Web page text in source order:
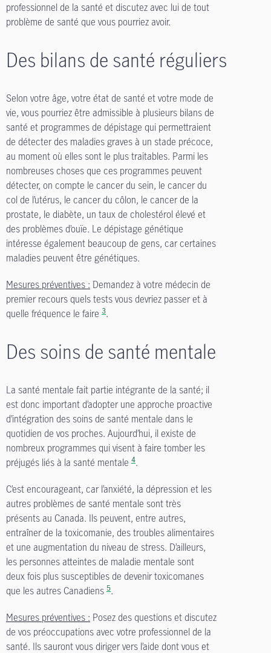
professionnel de la santé et discutez avec lui de tout
problème de santé que vous pourriez avoir.
Des bilans de santé réguliers
Selon votre âge, votre état de santé et votre mode de
vie, vous pourriez être admissible à plusieurs bilans de
santé et programmes de dépistage qui permettraient
de détecter des maladies graves à un stade précoce,
au moment où elles sont le plus traitables. Parmi les
nombreuses choses que ces programmes peuvent
détecter, on compte le cancer du sein, le cancer du
col de l’utérus, le cancer du côlon, le cancer de la
prostate, le diabète, un taux de cholestérol élevé et
des problèmes d’ouïe. Le dépistage génétique
intéresse également beaucoup de gens, car certaines
maladies peuvent être génétiques.
Mesures préventives : Demandez à votre médecin de
premier recours quels tests vous devriez passer et à
quelle fréquence le faire 3.
Des soins de santé mentale
La santé mentale fait partie intégrante de la santé; il
est donc important d’adopter une approche proactive
d’intégration des soins de santé mentale dans le
quotidien de vos proches. Aujourd’hui, il existe de
nombreux programmes qui visent à faire tomber les
préjugés liés à la santé mentale 4.
C’est encourageant, car l’anxiété, la dépression et les
autres problèmes de santé mentale sont très
présents au Canada. Ils peuvent, entre autres,
entraîner de la toxicomanie, des troubles alimentaires
et une augmentation du niveau de stress. D’ailleurs,
les personnes atteintes de maladie mentale sont
deux fois plus susceptibles de devenir toxicomanes
que les autres Canadiens 5.
Mesures préventives : Posez des questions et discutez
de vos préoccupations avec votre professionnel de la
santé. Ils sauront vous diriger vers l’aide dont vous et